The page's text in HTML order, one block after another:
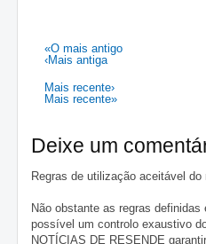
«O mais antigo
‹Mais antiga
Mais recente›
Mais recente»
Deixe um
Regras de utilização aceitável
Não obstante as regras
possível um controlo exaustivo
NOTÍCIAS DE RESENDE